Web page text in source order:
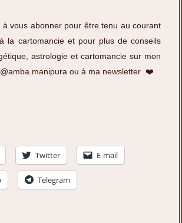
à vous abonner pour être tenu au courant
la cartomancie et pour plus de conseils
astrologie et cartomancie sur mon
@amba.manipura ou à ma newsletter ❤️
Twitter E-mail
Telegram